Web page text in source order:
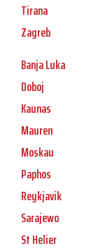
Tirana
Zagreb
Banja Luka
Doboj
Kaunas
Mauren
Moskau
Paphos
Reykjavik
Sarajewo
St Helier